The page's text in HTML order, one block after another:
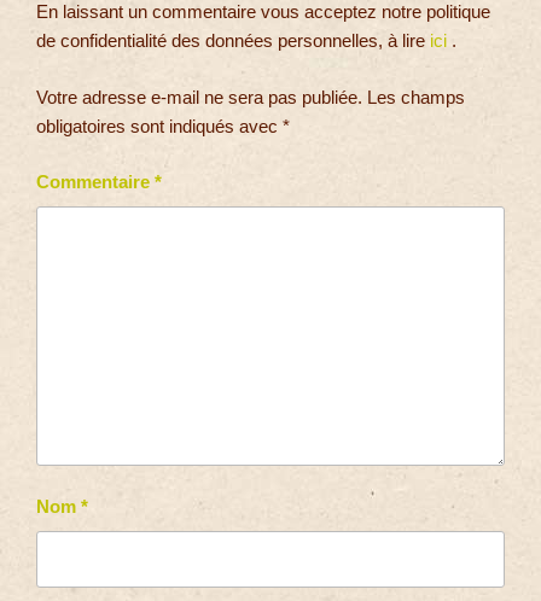
En laissant un commentaire vous acceptez notre politique
de confidentialité des données personnelles, à lire ici .
Votre adresse e-mail ne sera pas publiée. Les champs
obligatoires sont indiqués avec *
Commentaire *
Nom *